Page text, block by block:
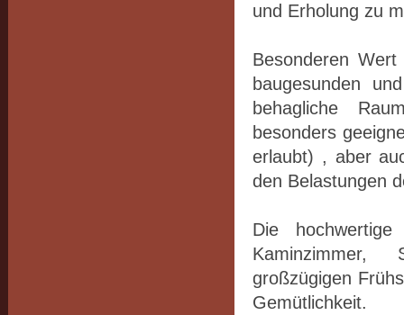
und Erholung zu
Besonderen
baugesunden
behagliche
besonders
erlaubt) , aber
den Belastungen
Die
Kaminzimmer,
großzügigen
Gemütlichkeit.